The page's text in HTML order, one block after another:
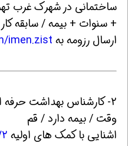
ساختمانی در شهرک غرب
+ سنوات + بیمه / سابقه
ارسال رزومه به imen.zist
2- کارشناس بهداشت حرفه
وقت / بیمه دارد / قم
اشنایی با کمک های اولیه